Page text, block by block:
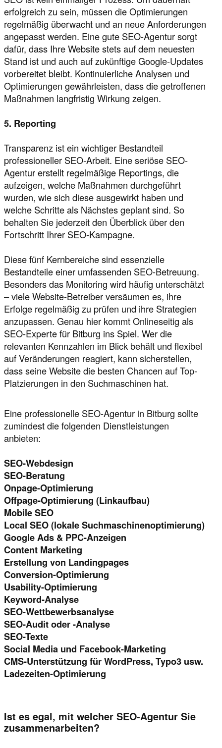
erfolgreich zu sein, müssen die Optimierungen
regelmäßig überwacht und an neue Anforderungen
angepasst werden. Eine gute SEO-Agentur sorgt
dafür, dass Ihre Website stets auf dem neuesten
Stand ist und auch auf zukünftige Google-Updates
vorbereitet bleibt. Kontinuierliche Analysen und
Optimierungen gewährleisten, dass die getroffenen
Maßnahmen langfristig Wirkung zeigen.
5. Reporting
Transparenz ist ein wichtiger Bestandteil
professioneller SEO-Arbeit. Eine seriöse SEO-
Agentur erstellt regelmäßige Reportings, die
aufzeigen, welche Maßnahmen durchgeführt
wurden, wie sich diese ausgewirkt haben und
welche Schritte als Nächstes geplant sind. So
behalten Sie jederzeit den Überblick über den
Fortschritt Ihrer SEO-Kampagne.
Diese fünf Kernbereiche sind essenzielle
Bestandteile einer umfassenden SEO-Betreuung.
Besonders das Monitoring wird häufig unterschätzt
– viele Website-Betreiber versäumen es, ihre
Erfolge regelmäßig zu prüfen und ihre Strategien
anzupassen. Genau hier kommt Onlineseitig als
SEO-Experte für Bitburg ins Spiel. Wer die
relevanten Kennzahlen im Blick behält und flexibel
auf Veränderungen reagiert, kann sicherstellen,
dass seine Website die besten Chancen auf Top-
Platzierungen in den Suchmaschinen hat.
Eine professionelle SEO-Agentur in Bitburg sollte
zumindest die folgenden Dienstleistungen
anbieten:
SEO-Webdesign
SEO-Beratung
Onpage-Optimierung
Offpage-Optimierung (Linkaufbau)
Mobile SEO
Local SEO (lokale Suchmaschinenoptimierung)
Google Ads & PPC-Anzeigen
Content Marketing
Erstellung von Landingpages
Conversion-Optimierung
Usability-Optimierung
Keyword-Analyse
SEO-Wettbewerbsanalyse
SEO-Audit oder -Analyse
SEO-Texte
Social Media und Facebook-Marketing
CMS-Unterstützung für WordPress, Typo3 usw.
Ladezeiten-Optimierung
Ist es egal, mit welcher SEO-Agentur Sie
zusammenarbeiten?